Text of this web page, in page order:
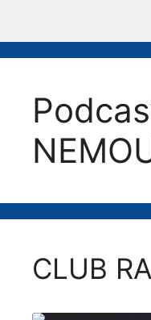
CLUB